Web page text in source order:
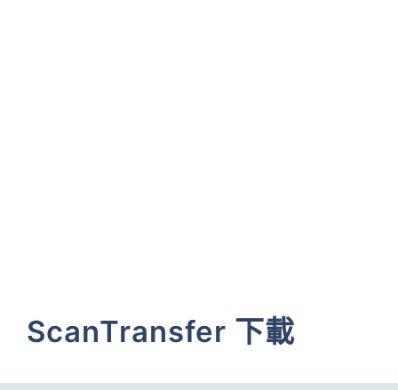
ScanTransfer 下載